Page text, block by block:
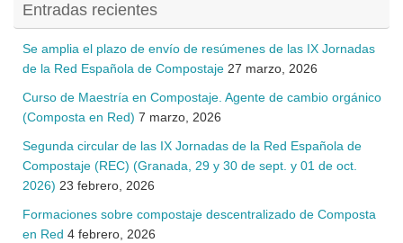
Entradas recientes
Se amplia el plazo de envío de resúmenes de las IX Jornadas
de la Red Española de Compostaje 27 marzo, 2026
Curso de Maestría en Compostaje. Agente de cambio orgánico
(Composta en Red) 7 marzo, 2026
Segunda circular de las IX Jornadas de la Red Española de
Compostaje (REC) (Granada, 29 y 30 de sept. y 01 de oct.
2026) 23 febrero, 2026
Formaciones sobre compostaje descentralizado de Composta
en Red 4 febrero, 2026